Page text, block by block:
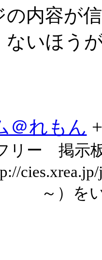
の内容が
ないほう
＠れもん
リー 掲示
～）を